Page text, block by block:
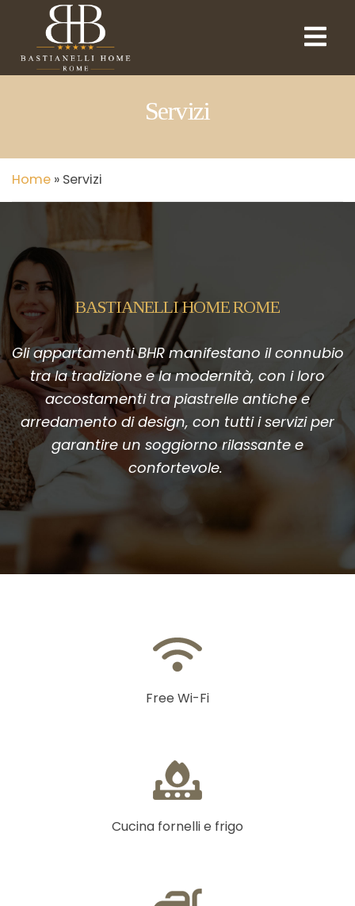
Servizi
Home » Servizi
BASTIANELLI HOME ROME
Gli appartamenti BHR manifestano il connubio
tra la tradizione e la modernità, con i loro
accostamenti tra piastrelle antiche e
arredamento di design, con tutti i servizi per
garantire un soggiorno rilassante e
confortevole.
Free Wi-Fi
Cucina fornelli e frigo